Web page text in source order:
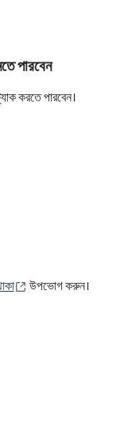
পারবেন
করতে পারবেন।
(নতুন উইন্ডোতে খুলবে)
উপভোগ করুন।